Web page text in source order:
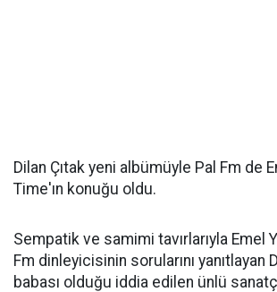
Dilan Çıtak yeni albümüyle Pal Fm de
Time'ın konuğu oldu.
Sempatik ve samimi tavırlarıyla Emel
Fm dinleyicisinin sorularını yanıtlayan
babası olduğu iddia edilen ünlü